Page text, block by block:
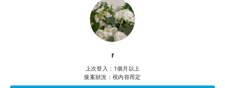
r
上次登入：1個月以上
接案狀況：視內容而定